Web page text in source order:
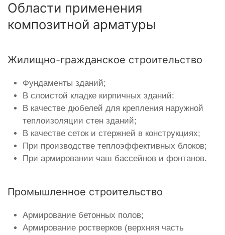
Области применения
композитной арматуры
Жилищно-гражданское строительство
Фундаменты зданий;
В слоистой кладке кирпичных зданий;
В качестве дюбелей для крепления наружной
теплоизоляции стен зданий;
В качестве сеток и стержней в конструкциях;
При производстве теплоэффективных блоков;
При армировании чаш бассейнов и фонтанов.
Промышленное строительство
Армирование бетонных полов;
Армирование ростверков (верхняя часть